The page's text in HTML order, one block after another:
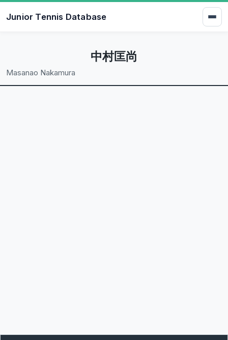
Junior Tennis Database
中村匡尚
Masanao Nakamura